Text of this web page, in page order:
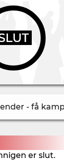
- få
er slut.